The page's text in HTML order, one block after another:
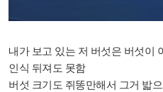
내가 보고 있는 저 버섯은 버섯이
인식 뒤져도 못함
버섯 크기도 쥐똥만해서 그거 밟